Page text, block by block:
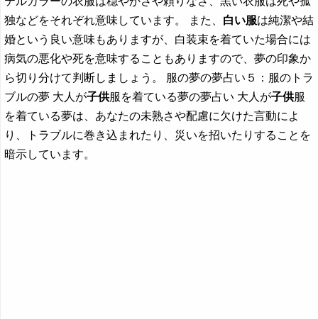
独などをそれぞれ意味しています。 また、 白い服は純潔や結
婚という良い意味もありますが、白装束を着ていた場合には
病気の悪化や死を意味することもありますので、夢の印象か
ら切り分けて判断しましょう。 服の夢の夢占い５：服のトラ
ブルの夢 大人が子供服を着ている夢の夢占い 大人が子供服
を着ている夢は、あなたの未熟さや配慮に欠けた言動によ
り、トラブルに巻き込まれたり、災いを招いたりすることを
暗示しています。